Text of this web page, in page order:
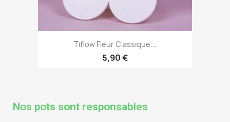
Tiflow Fleur Classique...
5,90 €
Nos pots sont responsables